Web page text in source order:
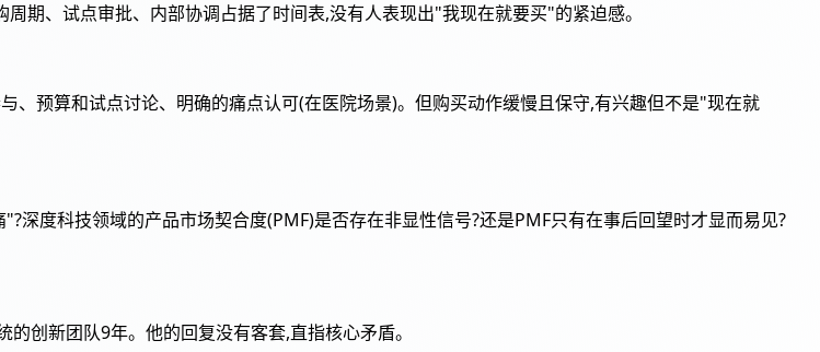
期、试点审批、内部协调占据了时间表,没有人表现出"我现在就要买"的紧迫感。
预算和试点讨论、明确的痛点认可(在医院场景)。但购买动作缓慢且保守,有兴趣但不是"现在就
度科技领域的产品市场契合度(PMF)是否存在非显性信号?还是PMF只有在事后回望时才显而易见?
创新团队9年。他的回复没有客套,直指核心矛盾。